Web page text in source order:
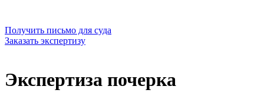
Получить письмо для суда
Заказать экспертизу
Экспертиза почерка